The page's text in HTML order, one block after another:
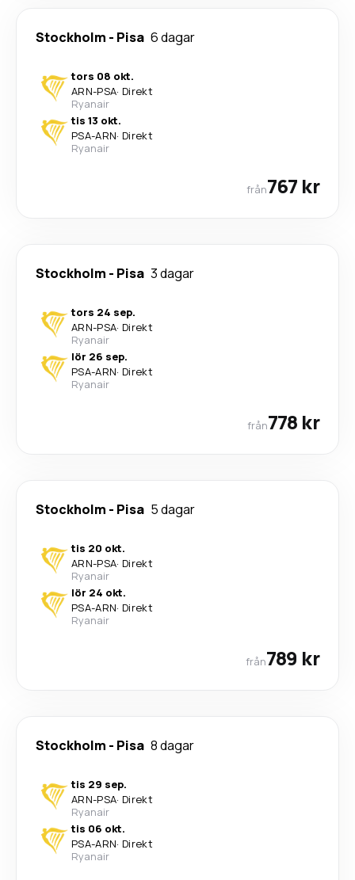
Stockholm - Pisa 6 dagar
tors 08 okt.
ARN-PSA· Direkt
Ryanair
tis 13 okt.
PSA-ARN· Direkt
Ryanair
från767 kr
Stockholm - Pisa 3 dagar
tors 24 sep.
ARN-PSA· Direkt
Ryanair
lör 26 sep.
PSA-ARN· Direkt
Ryanair
från778 kr
Stockholm - Pisa 5 dagar
tis 20 okt.
ARN-PSA· Direkt
Ryanair
lör 24 okt.
PSA-ARN· Direkt
Ryanair
från789 kr
Stockholm - Pisa 8 dagar
tis 29 sep.
ARN-PSA· Direkt
Ryanair
tis 06 okt.
PSA-ARN· Direkt
Ryanair